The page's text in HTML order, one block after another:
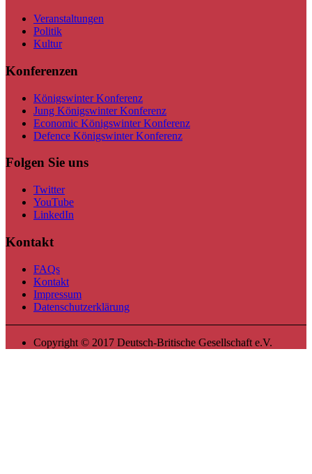
Veranstaltungen
Politik
Kultur
Konferenzen
Königswinter Konferenz
Jung Königswinter Konferenz
Economic Königswinter Konferenz
Defence Königswinter Konferenz
Folgen Sie uns
Twitter
YouTube
LinkedIn
Kontakt
FAQs
Kontakt
Impressum
Datenschutzerklärung
Copyright © 2017 Deutsch-Britische Gesellschaft e.V.